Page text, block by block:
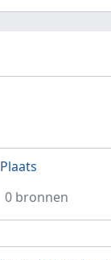
Plaats
0 bronnen